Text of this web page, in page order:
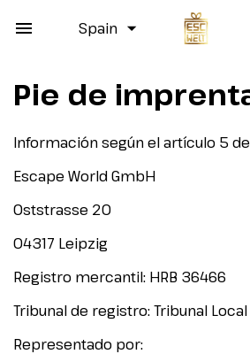
Spain
Pie de
Información según el artículo 5 de
Escape World GmbH
Oststrasse 20
04317 Leipzig
Registro mercantil: HRB 36466
Tribunal de registro: Tribunal
Representado por: